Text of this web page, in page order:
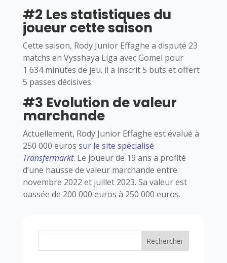
#2 Les statistiques du
joueur cette saison
Cette saison, Rody Junior Effaghe a disputé 23
matchs en Vysshaya Liga avec Gomel pour
1 634 minutes de jeu. il a inscrit 5 buts et offert
5 passes décisives.
#3 Evolution de valeur
marchande
Actuellement, Rody Junior Effaghe est évalué à
250 000 euros sur le site spécialisé
Transfermarkt. Le joueur de 19 ans a profité
d’une hausse de valeur marchande entre
novembre 2022 et juillet 2023. Sa valeur est
passée de 200 000 euros à 250 000 euros.
Rechercher